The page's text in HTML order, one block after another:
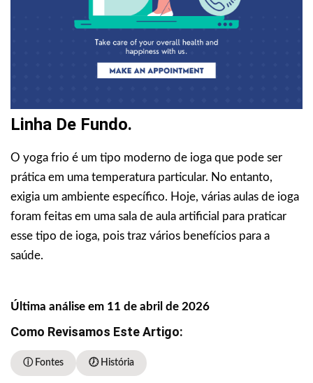
Linha De Fundo.
O yoga frio é um tipo moderno de ioga que pode ser
prática em uma temperatura particular. No entanto,
exigia um ambiente específico. Hoje, várias aulas de ioga
foram feitas em uma sala de aula artificial para praticar
esse tipo de ioga, pois traz vários benefícios para a
saúde.
Última análise em 11 de abril de 2026
Como Revisamos Este Artigo:
ⓘ Fontes 🕖 História